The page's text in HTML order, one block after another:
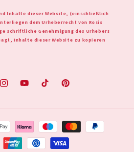
Inhalte dieser Website, (einschließlich
dem Urheberrecht von Rosis
schriftliche Genehmigung des Urhebers
Inhalte dieser Website zu kopieren
InstagramYouTubeTikTok Pinterest